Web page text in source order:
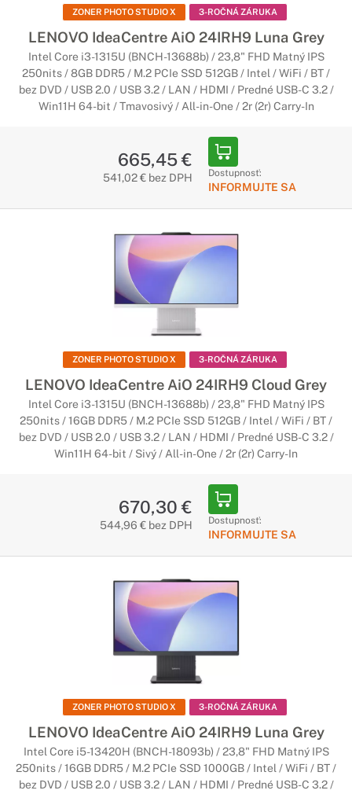
ZONER PHOTO STUDIO X 3-ROČNÁ ZÁRUKA
LENOVO IdeaCentre AiO 24IRH9 Luna Grey
Intel Core i3-1315U (BNCH-13688b) / 23,8" FHD Matný IPS
250nits / 8GB DDR5 / M.2 PCIe SSD 512GB / Intel / WiFi / BT /
bez DVD / USB 2.0 / USB 3.2 / LAN / HDMI / Predné USB-C 3.2 /
Win11H 64-bit / Tmavosivý / All-in-One / 2r (2r) Carry-In
665,45 €
541,02 € bez DPH Dostupnosť:
INFORMUJTE SA
ZONER PHOTO STUDIO X 3-ROČNÁ ZÁRUKA
LENOVO IdeaCentre AiO 24IRH9 Cloud Grey
Intel Core i3-1315U (BNCH-13688b) / 23,8" FHD Matný IPS
250nits / 16GB DDR5 / M.2 PCIe SSD 512GB / Intel / WiFi / BT /
bez DVD / USB 2.0 / USB 3.2 / LAN / HDMI / Predné USB-C 3.2 /
Win11H 64-bit / Sivý / All-in-One / 2r (2r) Carry-In
670,30 €
544,96 € bez DPH Dostupnosť:
INFORMUJTE SA
ZONER PHOTO STUDIO X 3-ROČNÁ ZÁRUKA
LENOVO IdeaCentre AiO 24IRH9 Luna Grey
Intel Core i5-13420H (BNCH-18093b) / 23,8" FHD Matný IPS
250nits / 16GB DDR5 / M.2 PCIe SSD 1000GB / Intel / WiFi / BT /
bez DVD / USB 2.0 / USB 3.2 / LAN / HDMI / Predné USB-C 3.2 /